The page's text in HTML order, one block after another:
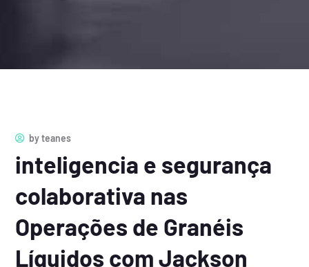
byteanes
inteligencia e segurança
colaborativa nas
Operações de Granéis
Líquidos com Jackson